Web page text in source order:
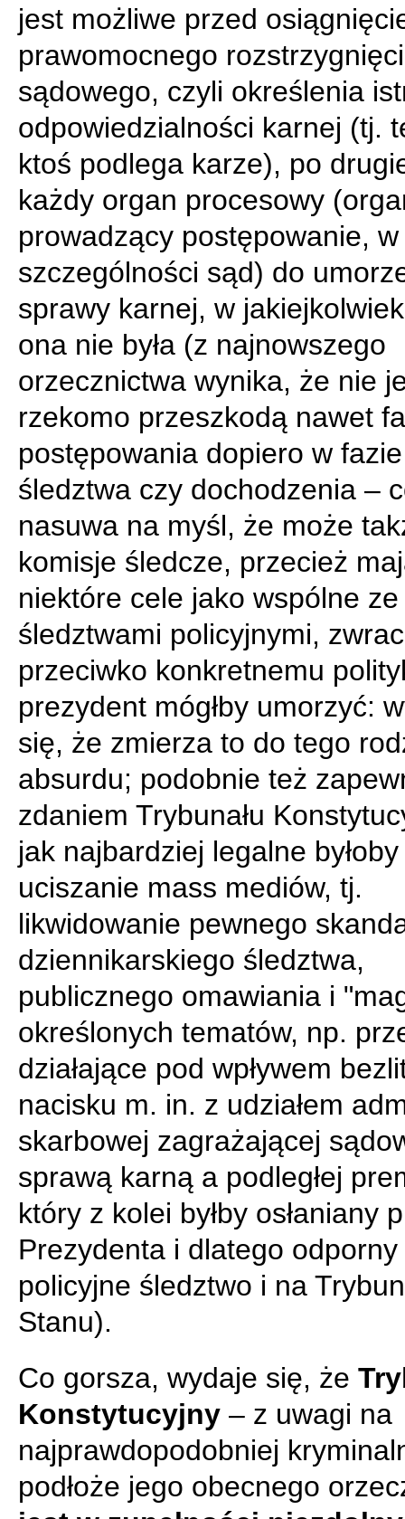
jest możliwe przed
prawomocnego
sądowego, czyli określenia
odpowiedzialności karnej (tj.
ktoś podlega karze), po
każdy organ procesowy
prowadzący postępowanie, w
szczególności sąd) do
sprawy karnej, w
ona nie była (z najnowszego
orzecznictwa wynika, że nie
rzekomo przeszkodą nawet
postępowania dopiero w fazie
śledztwa czy dochodzenia –
nasuwa na myśl, że może
komisje śledcze, przecież
niektóre cele jako wspólne ze
śledztwami policyjnymi,
przeciwko konkretnemu
prezydent mógłby umorzyć:
się, że zmierza to do tego
absurdu; podobnie też
zdaniem Trybunału
jak najbardziej legalne byłoby
uciszanie mass mediów, tj.
likwidowanie pewnego
dziennikarskiego śledztwa,
publicznego omawiania i
określonych tematów, np.
działające pod wpływem
nacisku m. in. z udziałem
skarbowej zagrażającej
sprawą karną a podległej
który z kolei byłby osłaniany
Prezydenta i dlatego odporny
policyjne śledztwo i na
Stanu).
Co gorsza, wydaje się, że
Konstytucyjny – z uwagi na
najprawdopodobniej
podłoże jego obecnego